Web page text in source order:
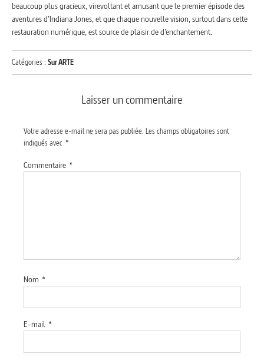
beaucoup plus gracieux, virevoltant et amusant que le premier épisode des
aventures d’Indiana Jones, et que chaque nouvelle vision, surtout dans cette
restauration numérique, est source de plaisir de d’enchantement.
Catégories : Sur ARTE
Laisser un commentaire
Votre adresse e-mail ne sera pas publiée. Les champs obligatoires sont
indiqués avec *
Commentaire *
Nom *
E-mail *